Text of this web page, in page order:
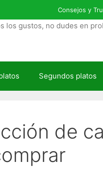
Consejos y
los gustos, no dudes en
Segundos platos
de